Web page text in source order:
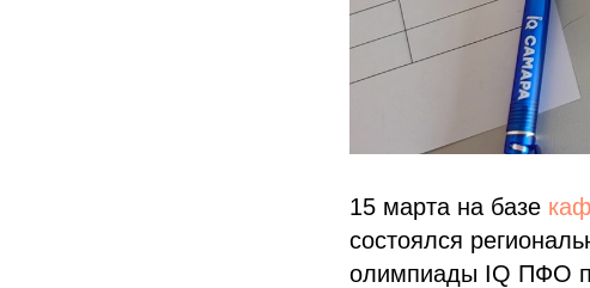
15 марта на базе
состоялся
олимпиады IQ ПФО